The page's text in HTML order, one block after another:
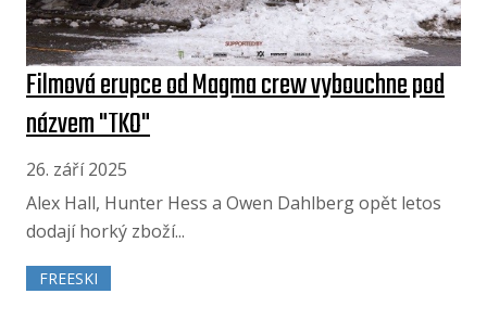
Filmová erupce od Magma crew vybouchne pod
názvem "TKO"
26. září 2025
Alex Hall, Hunter Hess a Owen Dahlberg opět letos
dodají horký zboží...
FREESKI